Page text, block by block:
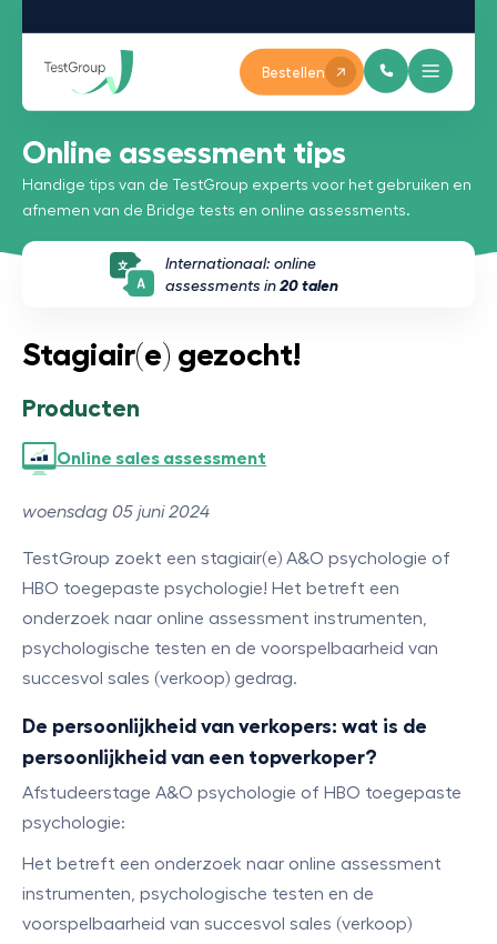
Bestellen
Online assessment tips
Handige tips van de TestGroup experts voor het gebruiken en
afnemen van de Bridge tests en online assessments.
Internationaal: online
assessments in 20 talen
Stagiair(e) gezocht!
Producten
Online sales assessment
woensdag 05 juni 2024
TestGroup zoekt een stagiair(e) A&O psychologie of
HBO toegepaste psychologie! Het betreft een
onderzoek naar online assessment instrumenten,
psychologische testen en de voorspelbaarheid van
succesvol sales (verkoop) gedrag.
De persoonlijkheid van verkopers: wat is de
persoonlijkheid van een topverkoper?
Afstudeerstage A&O psychologie of HBO toegepaste
psychologie:
Het betreft een onderzoek naar online assessment
instrumenten, psychologische testen en de
voorspelbaarheid van succesvol sales (verkoop)